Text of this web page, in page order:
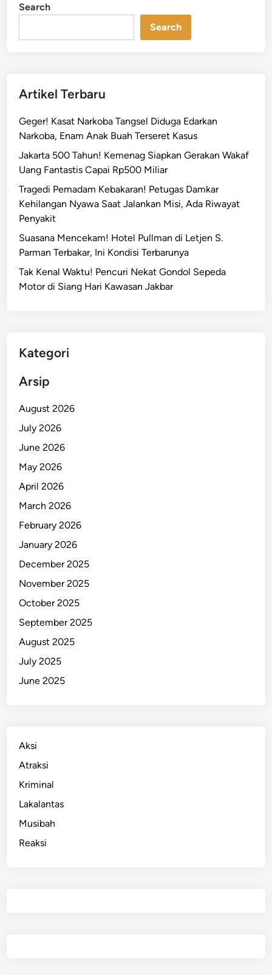
Search
Search
Artikel Terbaru
Geger! Kasat Narkoba Tangsel Diduga Edarkan
Narkoba, Enam Anak Buah Terseret Kasus
Jakarta 500 Tahun! Kemenag Siapkan Gerakan Wakaf
Uang Fantastis Capai Rp500 Miliar
Tragedi Pemadam Kebakaran! Petugas Damkar
Kehilangan Nyawa Saat Jalankan Misi, Ada Riwayat
Penyakit
Suasana Mencekam! Hotel Pullman di Letjen S.
Parman Terbakar, Ini Kondisi Terbarunya
Tak Kenal Waktu! Pencuri Nekat Gondol Sepeda
Motor di Siang Hari Kawasan Jakbar
Kategori
Arsip
August 2026
July 2026
June 2026
May 2026
April 2026
March 2026
February 2026
January 2026
December 2025
November 2025
October 2025
September 2025
August 2025
July 2025
June 2025
Aksi
Atraksi
Kriminal
Lakalantas
Musibah
Reaksi